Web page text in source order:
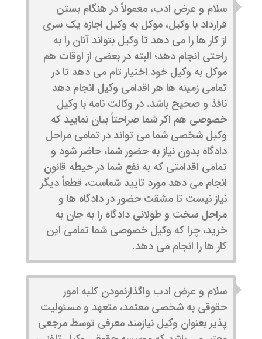
سلام و عرض ادب، معمولاً در هنگام بستن
قرارداد با وکیل، موکل به وکیل اجازه یک سری
از کار ها را می دهد تا وکیل بتواند آنان را به
راحتی انجام دهد؛ البته در بعضی از اوقات هم
موکل به وکیل خود اختیار تام می دهد تا در
تمامی زمینه ها هر اقدامی وکیل انجام دهد
نافذ و صحیح باشد. در وکالت نامه با وکیل
خصوصی هم اکر شما صراحتاً بیان نمایید که
وکیل شخصی شما می تواند در تمامی مراحل
دادگاه بدون نیاز به حضور شما، حاضر شود و
تمامی اقدامتی که به نفع شما در حیطه قانون
انجام می دهد مورد تایید شماست، قطعاً دیگر
نیاز نیست تا مشقت حضور در دادگاه ها و
مراحل سخت و طولانی دادگاه را به جان به
خرید، چرا که وکیل خصوصی شما تمامی این
کار ها را انجام می دهد.
سلام و عرض ادب واگذارنمودن کلیه امور
حقوقی به شخصی معتمد، متعهد و مسئولیت
پذیر بعنوان وکیل نیازمند معرفی توسط مرجعی